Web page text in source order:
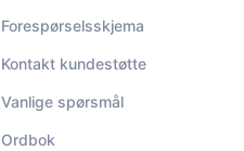
Forespørselsskjema
Kontakt kundestøtte
Vanlige spørsmål
Ordbok